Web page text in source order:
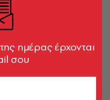
ημέρας έρχονται
σου